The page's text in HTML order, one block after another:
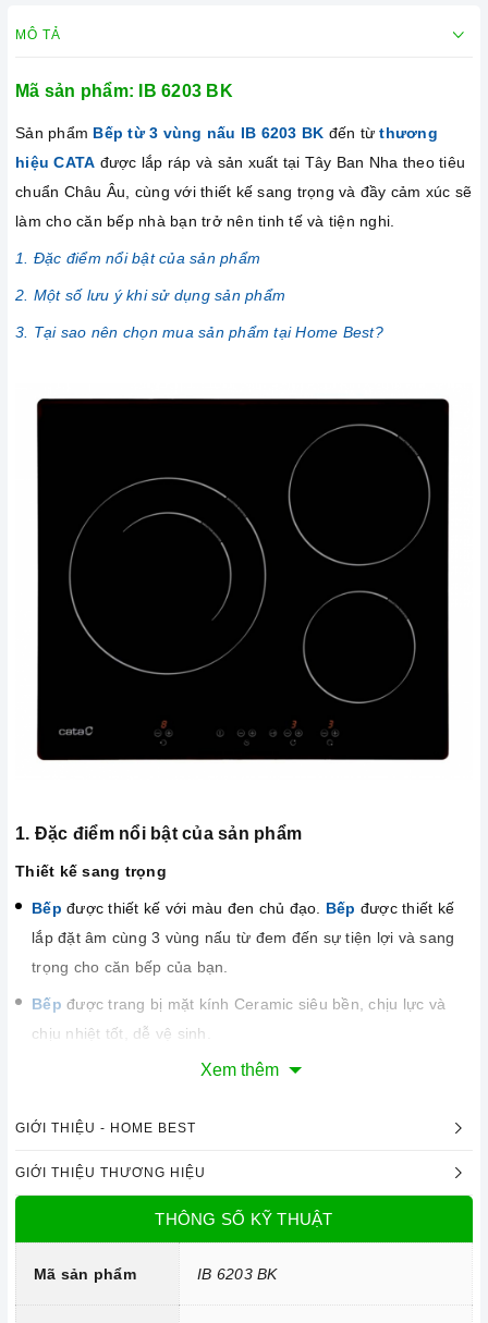
MÔ TẢ
Mã sản phẩm: IB 6203 BK
Sản phẩm Bếp từ 3 vùng nấu IB 6203 BK đến từthương
hiệu CATA được lắp ráp và sản xuất tại Tây Ban Nha theo tiêu
chuẩn Châu Âu, cùng với thiết kế sang trọng và đầy cảm xúc sẽ
làm cho căn bếp nhà bạn trở nên tinh tế và tiện nghi.
1. Đặc điểm nổi bật của sản phẩm
2. Một số lưu ý khi sử dụng sản phẩm
3. Tại sao nên chọn mua sản phẩm tại Home Best?
1. Đặc điểm nổi bật của sản phẩm
Thiết kế sang trọng
Bếp được thiết kế với màu đen chủ đạo. Bếp được thiết kế
lắp đặt âm cùng 3 vùng nấu từ đem đến sự tiện lợi và sang
trọng cho căn bếp của bạn.
Bếp được trang bị mặt kính Ceramic siêu bền, chịu lực và
chịu nhiệt tốt, dễ vệ sinh.
Xem thêm
GIỚI THIỆU - HOME BEST
GIỚI THIỆU THƯƠNG HIỆU
THÔNG SỐ KỸ THUẬT
Mã sản phẩm IB 6203 BK